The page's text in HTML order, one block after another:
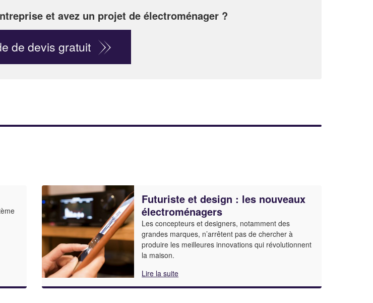
et avez un projet de électroménager ?
de devis gratuit
Futuriste et design : les nouveaux
électroménagers
Les concepteurs et designers, notamment des
grandes marques, n’arrêtent pas de chercher à
produire les meilleures innovations qui révolutionnent
la maison.
Lire la suite